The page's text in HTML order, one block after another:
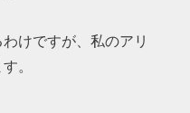
けですが、私のアリ
。